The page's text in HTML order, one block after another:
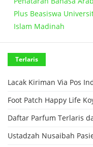
Plus Beasiswa
Islam Madinah
Terlaris
Lacak Kiriman Via Pos
Foot Patch Happy Life
Daftar Parfum Terlaris
Ustadzah Nusaibah